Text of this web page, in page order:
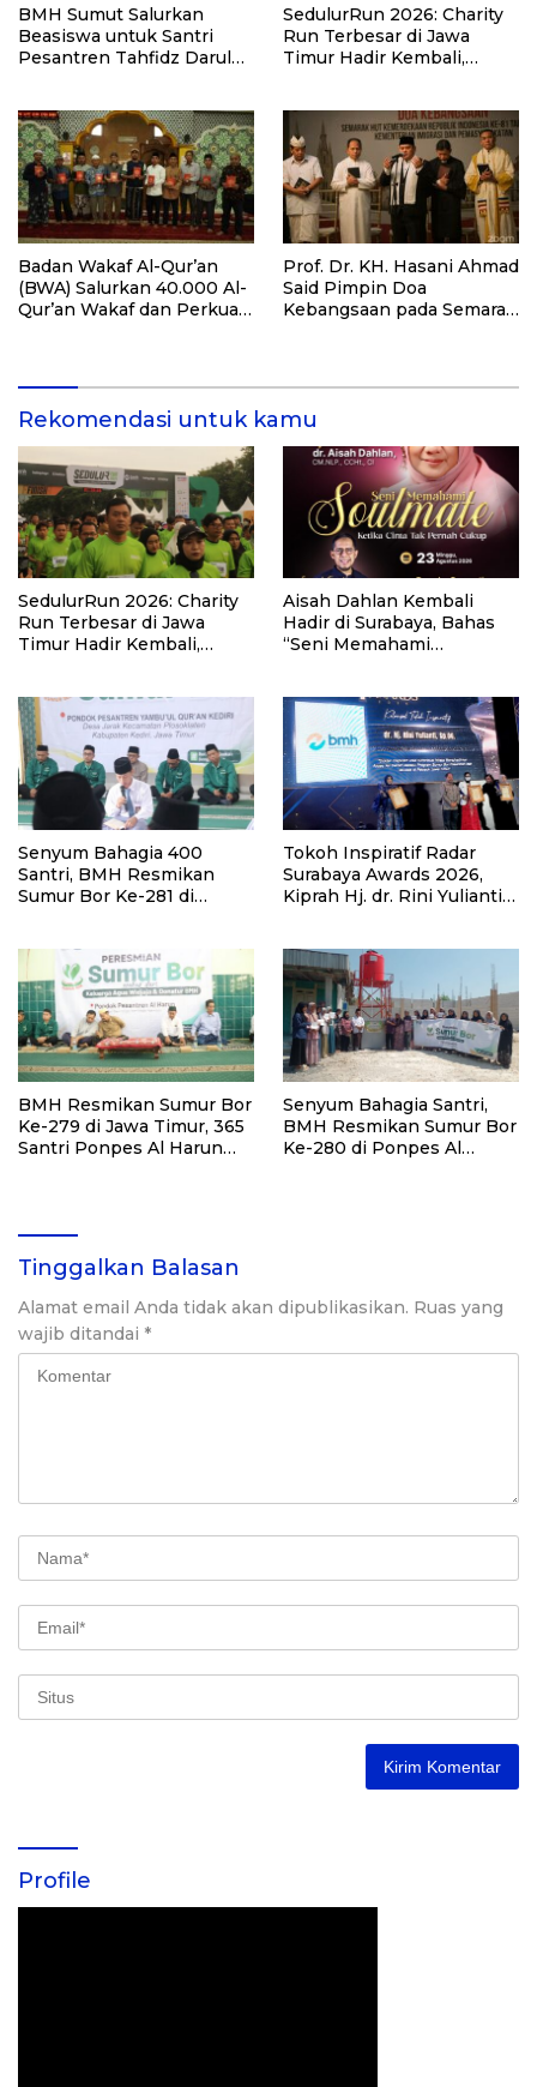
BMH Sumut Salurkan
Beasiswa untuk Santri
Pesantren Tahfidz Darul
SedulurRun 2026: Charity
Run Terbesar di Jawa
Timur Hadir Kembali,
Santri dan Guru Honorer
Badan Wakaf Al-Qur’an
(BWA) Salurkan 40.000 Al-
Qur’an Wakaf dan Perkuat
Prof. Dr. KH. Hasani Ahmad
Said Pimpin Doa
Kebangsaan pada Semarak
Rekomendasi untuk kamu
SedulurRun 2026: Charity
Run Terbesar di Jawa
Timur Hadir Kembali,
Santri dan Guru Honorer
Aisah Dahlan Kembali
Hadir di Surabaya, Bahas
“Seni Memahami
Senyum Bahagia 400
Santri, BMH Resmikan
Sumur Bor Ke-281 di
Tokoh Inspiratif Radar
Surabaya Awards 2026,
Kiprah Hj. dr. Rini Yulianti
BMH Resmikan Sumur Bor
Ke-279 di Jawa Timur, 365
Santri Ponpes Al Harun
Senyum Bahagia Santri,
BMH Resmikan Sumur Bor
Ke-280 di Ponpes Al
Tinggalkan Balasan
Alamat email Anda tidak akan dipublikasikan. Ruas yang
wajib ditandai *
Profile